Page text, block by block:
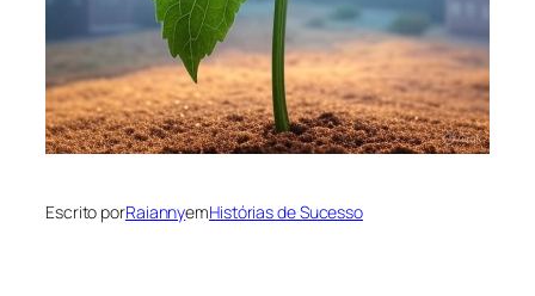
Escrito porRaiannyemHistórias de Sucesso